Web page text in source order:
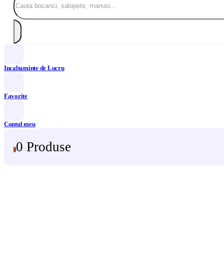
Incaltaminte de Lucru
Favorite
Contul meu
00 Produse